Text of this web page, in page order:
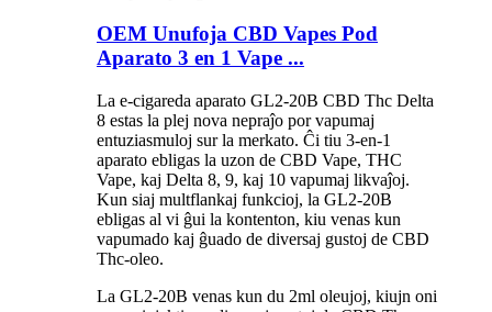
OEM Unufoja CBD Vapes Pod
Aparato 3 en 1 Vape ...
La e-cigareda aparato GL2-20B CBD Thc Delta
8 estas la plej nova nepraĵo por vapumaj
entuziasmuloj sur la merkato. Ĉi tiu 3-en-1
aparato ebligas la uzon de CBD Vape, THC
Vape, kaj Delta 8, 9, kaj 10 vapumaj likvaĵoj.
Kun siaj multflankaj funkcioj, la GL2-20B
ebligas al vi ĝui la kontenton, kiu venas kun
vapumado kaj ĝuado de diversaj gustoj de CBD
Thc-oleo.
La GL2-20B venas kun du 2ml oleujoj, kiujn oni